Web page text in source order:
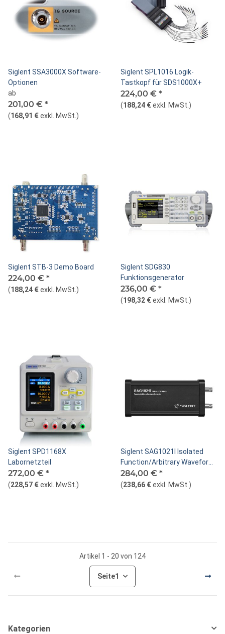
Siglent SSA3000X Software-
Optionen
ab
201,00 € *
(168,91 €exkl. MwSt. )
Siglent SPL1016 Logik-
Tastkopf für SDS1000X+
224,00 € *
(188,24 €exkl. MwSt. )
Siglent STB-3 Demo Board
224,00 € *
(188,24 €exkl. MwSt. )
Siglent SDG830
Funktionsgenerator
236,00 € *
(198,32 €exkl. MwSt. )
Siglent SPD1168X
Labornetzteil
272,00 € *
(228,57 €exkl. MwSt. )
Siglent SAG1021I Isolated
Function/Arbitrary Waveform
Generator
284,00 € *
(238,66 €exkl. MwSt. )
Artikel 1 - 20 von 124
Seite1
Kategorien